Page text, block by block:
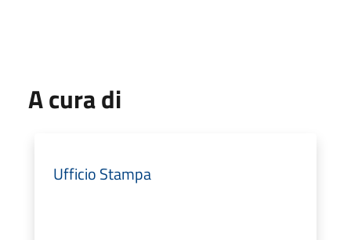
A cura di
Ufficio Stampa